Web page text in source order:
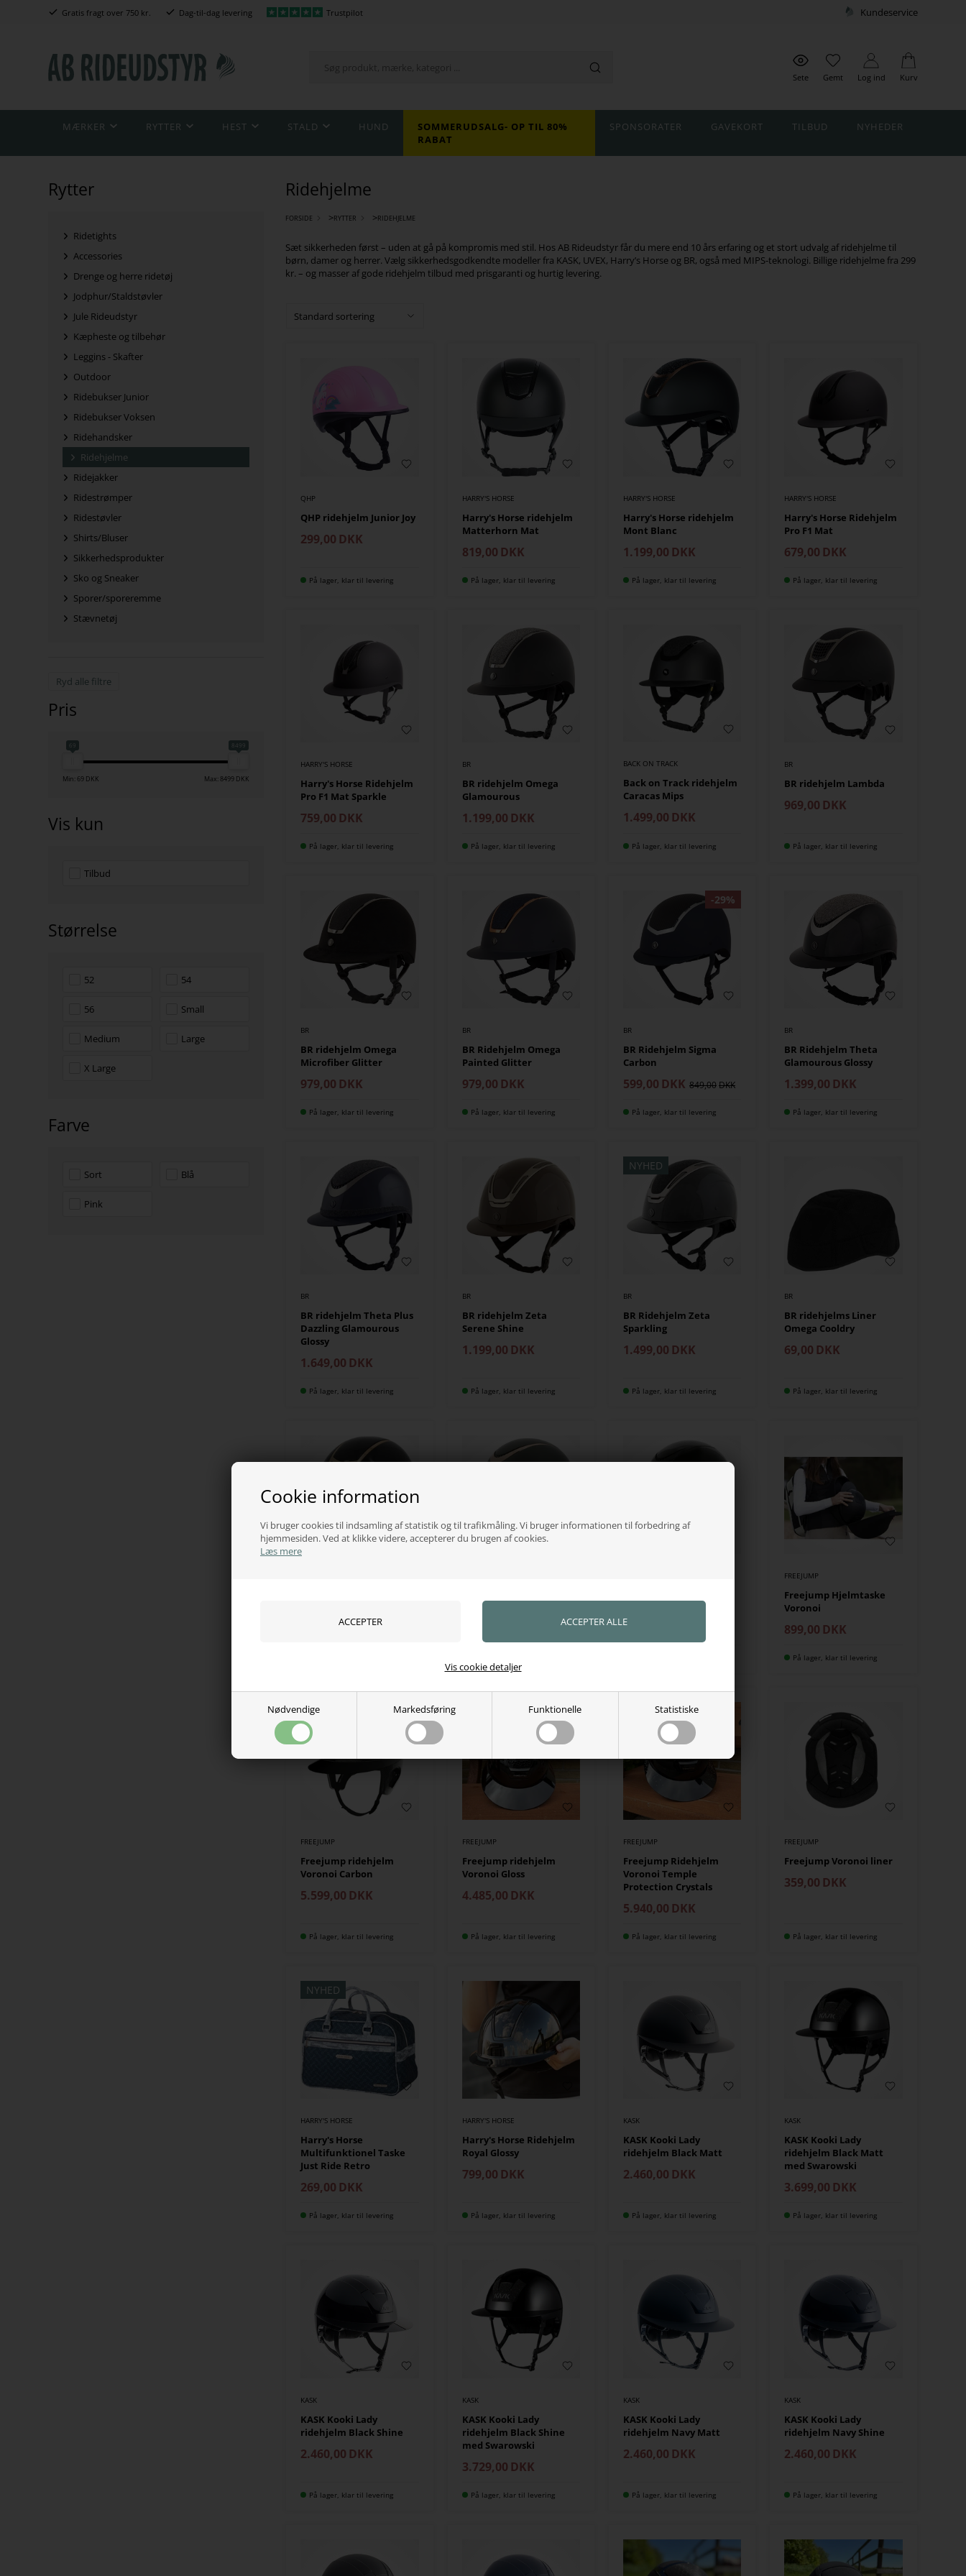
Cookie information
Vi bruger cookies til indsamling af statistik og til trafikmåling. Vi bruger informationen til forbedring af
hjemmesiden. Ved at klikke videre, accepterer du brugen af cookies.
Læs mere
Nødvendige Markedsføring Funktionelle Statistiske
Vis cookie detaljer
Gratis fragt over 750 kr. Dag-til-dag levering Trustpilot Kundeservice
Sete Gemt Log ind Kurv
MÆRKER RYTTER HEST STALD HUND
SOMMERUDSALG- OP TIL 80%
RABAT
SPONSORATER GAVEKORT TILBUD NYHEDER
Rytter
Ridetights
Accessories
Drenge og herre ridetøj
Jodphur/Staldstøvler
Jule Rideudstyr
Kæpheste og tilbehør
Leggins - Skafter
Outdoor
Ridebukser Junior
Ridebukser Voksen
Ridehandsker
Ridehjelme
Ridejakker
Ridestrømper
Ridestøvler
Shirts/Bluser
Sikkerhedsprodukter
Sko og Sneaker
Sporer/sporeremme
Stævnetøj
Ryd alle filtre
Pris
69 8499
Min: 69 DKK Max: 8499 DKK
Vis kun
Tilbud
Størrelse
52 54
56 Small
Medium Large
X Large
Farve
Sort Blå
Pink
Ridehjelme
FORSIDE >RYTTER >RIDEHJELME
Sæt sikkerheden først – uden at gå på kompromis med stil. Hos AB Rideudstyr får du mere end 10 års erfaring og et stort udvalg af ridehjelme til
børn, damer og herrer. Vælg sikkerhedsgodkendte modeller fra KASK, UVEX, Harry’s Horse og BR, også med MIPS-teknologi. Billige ridehjelme fra 299
kr. – og masser af gode ridehjelm tilbud med prisgaranti og hurtig levering.
QHP
QHP ridehjelm Junior Joy
299,00 DKK
På lager, klar til levering
HARRY'S HORSE
Harry's Horse ridehjelm
Matterhorn Mat
819,00 DKK
På lager, klar til levering
HARRY'S HORSE
Harry's Horse ridehjelm
Mont Blanc
1.199,00 DKK
På lager, klar til levering
HARRY'S HORSE
Harry's Horse Ridehjelm
Pro F1 Mat
679,00 DKK
På lager, klar til levering
HARRY'S HORSE
Harry's Horse Ridehjelm
Pro F1 Mat Sparkle
759,00 DKK
På lager, klar til levering
BR
BR ridehjelm Omega
Glamourous
1.199,00 DKK
På lager, klar til levering
BACK ON TRACK
Back on Track ridehjelm
Caracas Mips
1.499,00 DKK
På lager, klar til levering
BR
BR ridehjelm Lambda
969,00 DKK
På lager, klar til levering
BR
BR ridehjelm Omega
Microfiber Glitter
979,00 DKK
På lager, klar til levering
BR
BR Ridehjelm Omega
Painted Glitter
979,00 DKK
På lager, klar til levering
BR
BR Ridehjelm Sigma
Carbon
599,00 DKK 849,00
På lager, klar til levering
BR
BR Ridehjelm Theta
Glamourous Glossy
1.399,00 DKK
På lager, klar til levering
BR
BR ridehjelm Theta Plus
Dazzling Glamourous
Glossy
1.649,00 DKK
På lager, klar til levering
BR
BR ridehjelm Zeta
Serene Shine
1.199,00 DKK
På lager, klar til levering
NYHED
BR
BR Ridehjelm Zeta
Sparkling
1.499,00 DKK
På lager, klar til levering
BR
BR ridehjelms Liner
Omega Cooldry
69,00 DKK
På lager, klar til levering
1.695,00DKK
ridehjelm
ridehjelm Black Shine
1.669,00
FREEJUMP
Freejump Hjelmtaske
Voronoi
899,00 DKK
På lager, klar til levering
FREEJUMP
Freejump ridehjelm
Voronoi Carbon
5.599,00 DKK
På lager, klar til levering
FREEJUMP
Freejump ridehjelm
Voronoi Gloss
4.485,00 DKK
På lager, klar til levering
FREEJUMP
Freejump Ridehjelm
Voronoi Temple
Protection Crystals
5.940,00 DKK
På lager, klar til levering
FREEJUMP
Freejump Voronoi liner
359,00 DKK
På lager, klar til levering
NYHED
HARRY'S HORSE
Harry's Horse
Multifunktionel Taske
Just Ride Retro
269,00 DKK
På lager, klar til levering
HARRY'S HORSE
Harry's Horse Ridehjelm
Royal Glossy
799,00 DKK
På lager, klar til levering
KASK
KASK Kooki Lady
ridehjelm Black Matt
2.460,00 DKK
På lager, klar til levering
KASK
KASK Kooki Lady
ridehjelm Black Matt
med Swarowski
3.699,00 DKK
På lager, klar til levering
KASK
KASK Kooki Lady
ridehjelm Black Shine
2.460,00 DKK
På lager, klar til levering
KASK
KASK Kooki Lady
ridehjelm Black Shine
med Swarowski
3.729,00 DKK
På lager, klar til levering
KASK
KASK Kooki Lady
ridehjelm Navy Matt
2.460,00 DKK
På lager, klar til levering
KASK
KASK Kooki Lady
ridehjelm Navy Shine
2.460,00 DKK
På lager, klar til levering